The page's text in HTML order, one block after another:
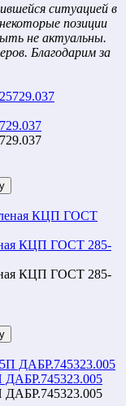
ситуацией в
позиции
не актуальны.
Благодарим за
КЦП ГОСТ 285-
КЦП ГОСТ 285-